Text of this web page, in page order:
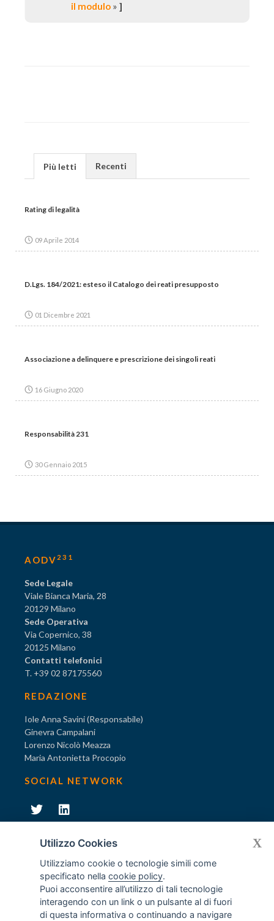
il modulo » ]
Più letti Recenti
Rating di legalità
09 Aprile 2014
D.Lgs. 184/2021: esteso il Catalogo dei reati presupposto
01 Dicembre 2021
Associazione a delinquere e prescrizione dei singoli reati
16 Giugno 2020
Responsabilità 231
30 Gennaio 2015
AODV 231
Sede Legale
Viale Bianca Maria, 28
20129 Milano
Sede Operativa
Via Copernico, 38
20125 Milano
Contatti telefonici
T. +39 02 87175560
REDAZIONE
Iole Anna Savini (Responsabile)
Ginevra Campalani
Lorenzo Nicolò Meazza
Maria Antonietta Procopio
SOCIAL NETWORK
Diventa socio di AODV
© Tutti i diritti riservati AODV231- ® Marchio registrato
Utilizzo Cookies
Utilizziamo cookie o tecnologie simili come
specificato nellacookie policy.
Puoi acconsentire all’utilizzo di tali tecnologie
interagendo con un link o un pulsante al di fuori
di questa informativa o continuando a navigare
X